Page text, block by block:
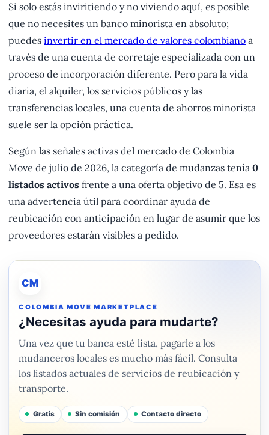
Si solo estás inviritiendo y no viviendo aquí, es posible
que no necesites un banco minorista en absoluto;
puedes invertir en el mercado de valores colombiano a
través de una cuenta de corretaje especializada con un
proceso de incorporación diferente. Pero para la vida
diaria, el alquiler, los servicios públicos y las
transferencias locales, una cuenta de ahorros minorista
suele ser la opción práctica.
Según las señales activas del mercado de Colombia
Move de julio de 2026, la categoría de mudanzas tenía 0
listados activos frente a una oferta objetivo de 5. Esa es
una advertencia útil para coordinar ayuda de
reubicación con anticipación en lugar de asumir que los
proveedores estarán visibles a pedido.
CM
COLOMBIA MOVE MARKETPLACE
¿Necesitas ayuda para mudarte?
Una vez que tu banca esté lista, pagarle a los
mudanceros locales es mucho más fácil. Consulta
los listados actuales de servicios de reubicación y
transporte.
Gratis Sin comisión Contacto directo